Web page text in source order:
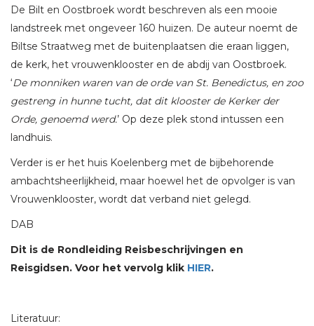
De Bilt en Oostbroek wordt beschreven als een mooie
landstreek met ongeveer 160 huizen. De auteur noemt de
Biltse Straatweg met de buitenplaatsen die eraan liggen,
de kerk, het vrouwenklooster en de abdij van Oostbroek.
‘De monniken waren van de orde van St. Benedictus, en zoo
gestreng in hunne tucht, dat dit klooster de Kerker der
Orde, genoemd werd.’ Op deze plek stond intussen een
landhuis.
Verder is er het huis Koelenberg met de bijbehorende
ambachtsheerlijkheid, maar hoewel het de opvolger is van
Vrouwenklooster, wordt dat verband niet gelegd.
DAB
Dit is de Rondleiding Reisbeschrijvingen en
Reisgidsen. Voor het vervolg klik HIER.
Literatuur: